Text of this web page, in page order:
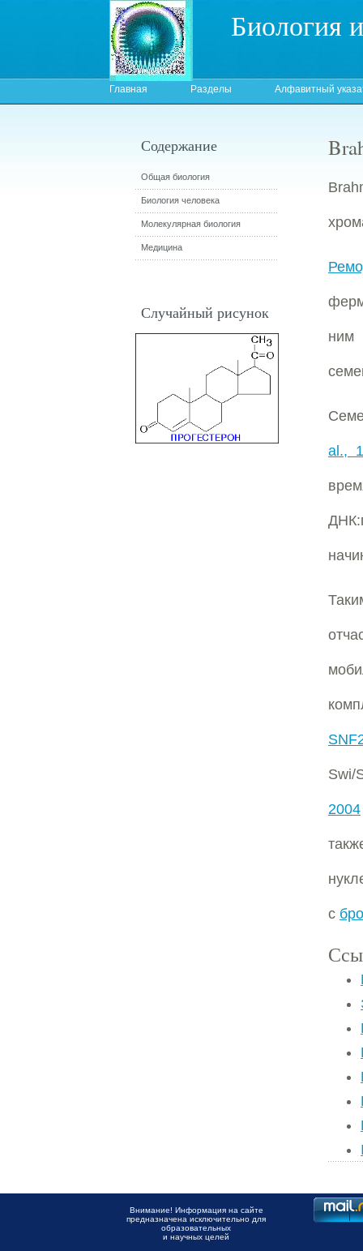
Биология
Главная Разделы Алфавитный
ним
al.,
Swi/
2004
с
Содержание
Общая биология
Биология человека
Молекулярная биология
Медицина
Случайный рисунок
Внимание! Информация на сайте
предназначена исключительно для
образовательных
и научных целей